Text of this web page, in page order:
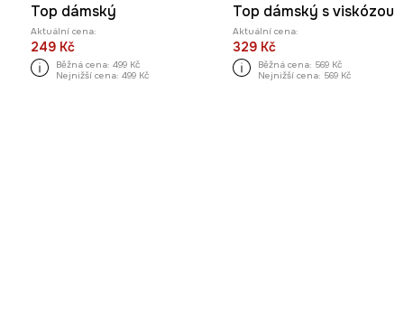
Top dámský
Aktuální cena:
249 Kč
Běžná cena: 499 Kč
Nejnižší cena: 499 Kč
Aktuální cena:
329 Kč
Běžná cena: 569 Kč
Nejnižší cena: 569 Kč